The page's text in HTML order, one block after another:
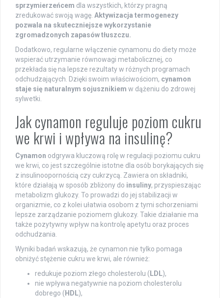
sprzymierzeńcem dla wszystkich, którzy pragną
zredukować swoją wagę. Aktywizacja termogenezy
pozwala na skuteczniejsze wykorzystanie
zgromadzonych zapasów tłuszczu.
Dodatkowo, regularne włączenie cynamonu do diety może
wspierać utrzymanie równowagi metabolicznej, co
przekłada się na lepsze rezultaty w różnych programach
odchudzających. Dzięki swoim właściwościom, cynamon
staje się naturalnym sojusznikiem w dążeniu do zdrowej
sylwetki.
Jak cynamon reguluje poziom cukru
we krwi i wpływa na insulinę?
Cynamon odgrywa kluczową rolę w regulacji poziomu cukru
we krwi, co jest szczególnie istotne dla osób borykających się
z insulinoopornością czy cukrzycą. Zawiera on składniki,
które działają w sposób zbliżony do insuliny, przyspieszając
metabolizm glukozy. To prowadzi do jej stabilizacji w
organizmie, co z kolei ułatwia osobom z tymi schorzeniami
lepsze zarządzanie poziomem glukozy. Takie działanie ma
także pozytywny wpływ na kontrolę apetytu oraz proces
odchudzania.
Wyniki badań wskazują, że cynamon nie tylko pomaga
obniżyć stężenie cukru we krwi, ale również:
redukuje poziom złego cholesterolu ( LDL),
nie wpływa negatywnie na poziom cholesterolu
dobrego ( HDL),